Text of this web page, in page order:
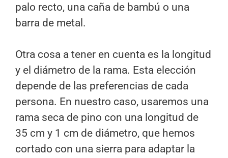
palo recto, una caña de bambú o una
barra de metal.
Otra cosa a tener en cuenta es la longitud
y el diámetro de la rama. Esta elección
depende de las preferencias de cada
persona. En nuestro caso, usaremos una
rama seca de pino con una longitud de
35 cm y 1 cm de diámetro, que hemos
cortado con una sierra para adaptar la